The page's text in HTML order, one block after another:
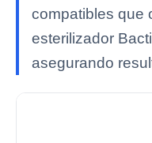
compatibles que
esterilizador
asegurando